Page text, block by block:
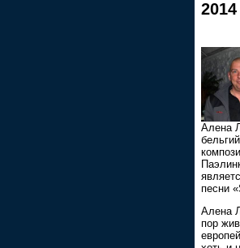
2014
Алена
песни
Алена
пор